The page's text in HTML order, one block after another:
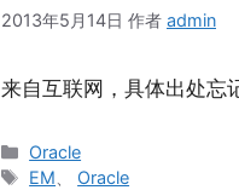
2013年5月14日 作者 admin
来自互联网，具体出处
分
类
Oracle
标
EM
Oracle